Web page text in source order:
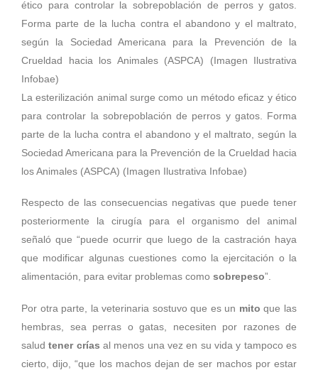
La esterilización animal surge como un método eficaz y ético
para controlar la sobrepoblación de perros y gatos. Forma
parte de la lucha contra el abandono y el maltrato, según la
Sociedad Americana para la Prevención de la Crueldad hacia
los Animales (ASPCA) (Imagen Ilustrativa Infobae)
Respecto de las consecuencias negativas que puede tener
posteriormente la cirugía para el organismo del animal
señaló que “puede ocurrir que luego de la castración haya
que modificar algunas cuestiones como la ejercitación o la
alimentación, para evitar problemas como sobrepeso”.
Por otra parte, la veterinaria sostuvo que es un mitoque las
hembras, sea perras o gatas, necesiten por razones de
saludtener crías al menos una vez en su vida y tampoco es
cierto, dijo, “que los machos dejan de ser machos por estar